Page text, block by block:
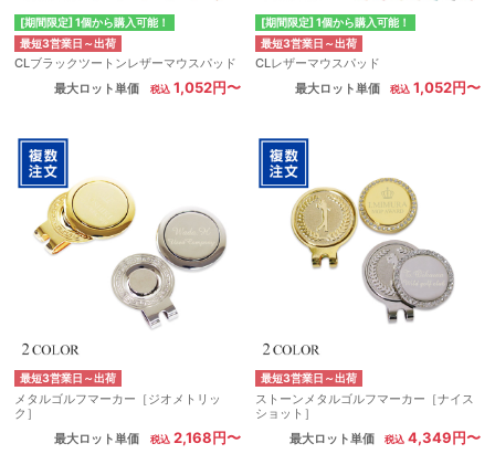
[期間限定] 1個から購入可能！
最短3営業日～出荷
CLブラックツートンレザーマウスパッド
最大ロット単価
1,052円〜
[期間限定] 1個から購入可能！
最短3営業日～出荷
CLレザーマウスパッド
最大ロット単価
1,052円〜
最短3営業日～出荷
メタルゴルフマーカー［ジオメトリッ
ク］
最大ロット単価
2,168円〜
最短3営業日～出荷
ストーンメタルゴルフマーカー［ナイス
ショット］
最大ロット単価
4,349円〜